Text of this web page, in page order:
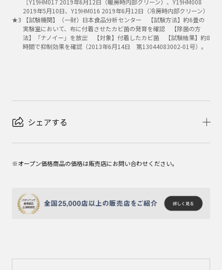
［Y19HM017 2019年6月12日（暖房時内部クリーン）、Y19HM008
2019年5月10日、Y19HM016 2019年6月12日（冷房時内部クリーン）
★3
【試験機関】（一財）日本食品分析センター 【試験方法】約6畳の
実験室において、布に付着させたカビ菌の発育を確認 【除菌の方
法】「ナノイー」を放出 【対象】付着したカビ菌 【試験結果】約8
時間で抑制効果を確認（2013年6月14日 第13044083002-01号）。
シェアする
※オープン価格商品の価格は販売店にお問い合わせください。